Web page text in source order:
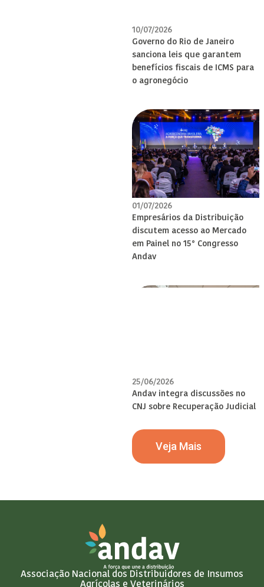
10/07/2026
Governo do Rio de Janeiro
sanciona leis que garantem
benefícios fiscais de ICMS para
o agronegócio
01/07/2026
Empresários da Distribuição
discutem acesso ao Mercado
em Painel no 15° Congresso
Andav
25/06/2026
Andav integra discussões no
CNJ sobre Recuperação Judicial
Veja Mais
Associação Nacional dos Distribuidores de Insumos
Agrícolas e Veterinários